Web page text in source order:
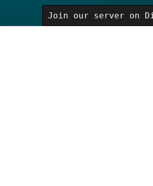
Join our server on